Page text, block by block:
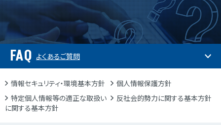
FAQ よくあるご質問
情報セキュリティ・環境基本方針
個人情報保護方針
特定個人情報等の適正な取扱い
に関する基本方針
反社会的勢力に関する基本方針